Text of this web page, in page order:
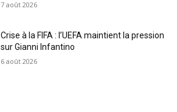
7 août 2026
Crise à la FIFA : l’UEFA maintient la pression
sur Gianni Infantino
6 août 2026